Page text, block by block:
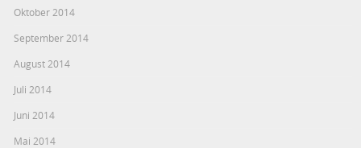
Oktober 2014
September 2014
August 2014
Juli 2014
Juni 2014
Mai 2014